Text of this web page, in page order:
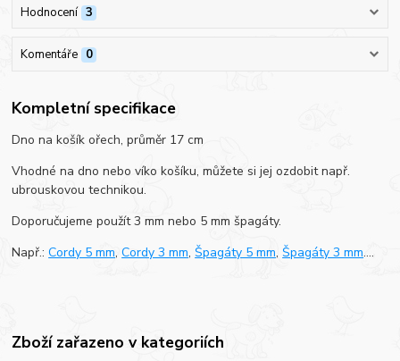
Hodnocení 3
Komentáře 0
Kompletní specifikace
Dno na košík ořech, průměr 17 cm
Vhodné na dno nebo víko košíku, můžete si jej ozdobit např.
ubrouskovou technikou.
Doporučujeme použít 3 mm nebo 5 mm špagáty.
Např.:Cordy 5 mm,Cordy 3 mm,Špagáty 5 mm,Špagáty 3 mm....
Zboží zařazeno v kategoriích